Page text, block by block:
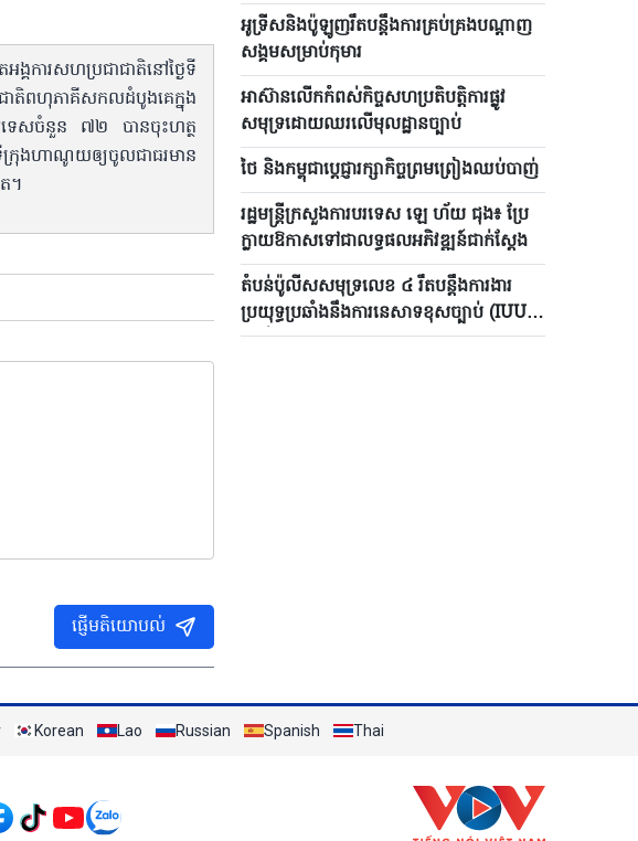
គការសហប្រជាជាតិនៅថ្ងៃទី
ាតិពហុភាគីសកលដំបូងគេក្នុង
រទេសចំនួន ៧២ បានចុះហត្ថ
រុងហាណូយឲ្យចូលជាធរមាន
។
ផ្ញើមតិយោបល់
អូទ្រីសនិងប៉ូឡូញរឹតបន្តឹងការគ្រប់គ្រងបណ្តាញ
សង្គមសម្រាប់កុមារ
អាស៊ានលើកកំពស់កិច្ចសហប្រតិបត្តិការផ្លូវ
សមុទ្រដោយឈរលើមុលដ្ឋានច្បាប់
ថៃ និងកម្ពុជាប្តេជ្ញារក្សាកិច្ចព្រមព្រៀងឈប់បាញ់
រដ្ឋមន្ត្រីក្រសួងការបរទេស ឡេ ហ័យ ជុង៖ ប្រែ
ក្លាយឱកាសទៅជាលទ្ធផលអភិវឌ្ឍន៍ជាក់ស្តែង
តំបន់ប៉ូលីសសមុទ្រលេខ ៤ រឹតបន្តឹងការងារ​
ប្រយុទ្ធ​ប្រឆាំងនឹងការនេសាទខុសច្បាប់ (IUU)
នៅតំបន់សមុទ្រ​ភាគ​និរតី
Korean Lao Russian Spanish Thai